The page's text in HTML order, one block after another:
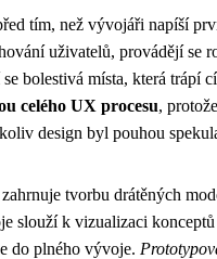
tím, než vývojáři napíší
uživatelů, provádějí se
bolestivá místa, která trápí
celého UX procesu,
design byl pouhou
tvorbu drátěných
slouží k vizualizaci
do plného vývoje.